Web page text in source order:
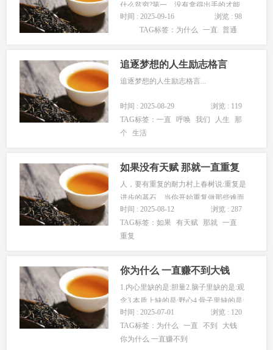
什么贫穷?第一、没有拿得出手的才能。
忙着精神内耗、攀比、奶头乐、瞎晃
悠、出卖劳力、低水平竞争，没时间提
代。第二、容错性差。财务不支持他们
做大量的尝试，很多“成功人士”可以...
时间 : 2025-09-16
浏览 : 98
TAG标签： 为什么 一直 普通
追逐梦想的人生励志格言
追逐梦想的人生励志格言...
时间 : 2025-08-29
浏览 : 119
TAG标签：一直 呼唤 我们 人生
那
个
生活
如果没有天赋 那就一直重复
人，要有重复的耐力村上春树说:重复是
进步的基石。当你开始重复做那些难而
正确的事潜移默化中你会实现成长与跃
迁重复技能培养掌握任何技能，重复是
最快的捷径。正如爱因斯坦所言:疯狂就
果。但在这里，重复是为了让结果变
得...
时间 : 2025-08-12
浏览 : 287
TAG标签：如果 有天赋 那就 一直
重复
你为什么 一直赚不到大钱
1.内心里缺的是:胆量2.脑子里缺的是:观
念3.本质上缺的是:野心4.骨子里缺的是:
勇气5.改变上缺的是:行动6.事业上缺的
是:毅力7.肚子里缺的是:知识8.生命里缺
的是:贵人1.思维认知差普通人要比富人
时间 : 2025-07-01
浏览 : 120
TAG标签： 为什么 一直 不到
大钱
你为什么 一直赚不到